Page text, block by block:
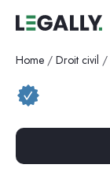
Home / Droit civil /